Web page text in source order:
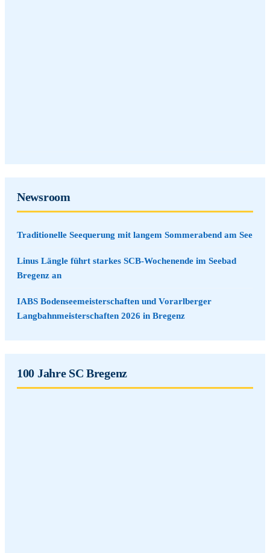
Newsroom
Traditionelle Seequerung mit langem Sommerabend am See
Linus Längle führt starkes SCB-Wochenende im Seebad
Bregenz an
IABS Bodenseemeisterschaften und Vorarlberger
Langbahnmeisterschaften 2026 in Bregenz
100 Jahre SC Bregenz